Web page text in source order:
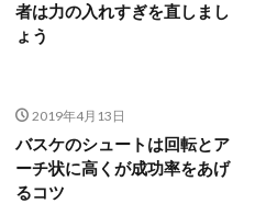
者は力の入れすぎを直しまし
ょう
2019年4月13日
バスケのシュートは回転とア
ーチ状に高くが成功率をあげ
るコツ